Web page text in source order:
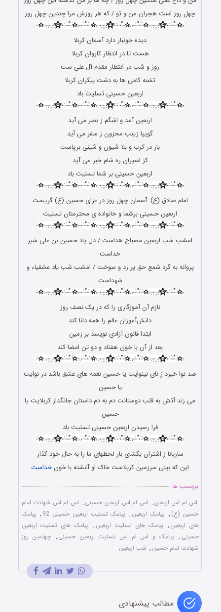
چهل روز است هجران من و تو / که هر روزش مرا چندین چهل روز
دیده خونبار دارد آسمان کربلا
هست تا در انتظار کاروان کربلا
روز و شب در انتظار مقدم آل علی ست
تشنه کامی ها به دشت بیکران کربلا
اربعین حسینی تسلیت باد
اربعین آمد و اشگم ز بصر می آید
گوییا زینب محزون ز سفر می آید
باز در کرب و بلا شیون و شینی برپاست
کز اسیران ره شام خبر می آید
اربعین حسینی بر شما تسلیت باد
امام صادق (ع): آسمان چهل روز در عزای حسین (ع) گریست
اربعین حسینی برشما و خانواده ی محترمتان تسلیت
امشب شب اربعین مصباح هداست / دل یاد حسین بن علی شیر
خداست
پروانه به گرد شمع حق پر زد و سوخت / امشب شب یاد عشقیاء و
شهداست
نازم آن آموزگاری را که در یک نصف روز
دانش‌آموزان عالم را همه دانا کند
ابتدا قانون آزادی نویسد بر زمین
بعد از آن با خون هفتاد و دو تن امضا کند
صد نوا خیزد ز نای نینوایت یا حسین نغمه های عشق باشد در نوایت
یا حسین
می زند آتش به قلب دوستانت دم به دم داستان جانگداز کربلایت یا
حسین
فرا رسیدن اربعین حسینی تسلیت باد
ساربانا ز اشتران بگشای بار لحظه‎ای ما را به حال خود گذار
این که بینی سرزمین کربلاست خاک او آغشته با خون خداست
برچسب ها
اس ام اس اربعین , اس ام اس اربعین حسینی , اس ام اس شهادت امام
حسین (ع) , پیامک اربعین , پیامک تسلیت اربعین حسینی 92 , پیامک
های اربعین , پیامک های تسلیت اربعین , پیامک های تسلیت اربعین
حسینی , پیامک و اس ام اس تسلیت اربعین حسینی , چهلمین روز
شهادت امام حسین , شب اربعین
مطالب پیشنهادی